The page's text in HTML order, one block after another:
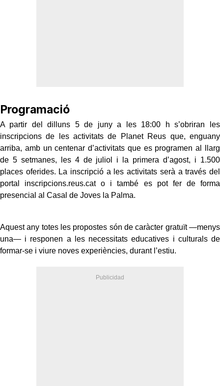
Programació
A partir del dilluns 5 de juny a les 18:00 h s’obriran les
inscripcions de les activitats de Planet Reus que, enguany
arriba, amb un centenar d’activitats que es programen al llarg
de 5 setmanes, les 4 de juliol i la primera d’agost, i 1.500
places oferides. La inscripció a les activitats serà a través del
portal inscripcions.reus.cat o i també es pot fer de forma
presencial al Casal de Joves la Palma.
Aquest any totes les propostes són de caràcter gratuït —menys
una— i responen a les necessitats educatives i culturals de
formar-se i viure noves experiències, durant l’estiu.